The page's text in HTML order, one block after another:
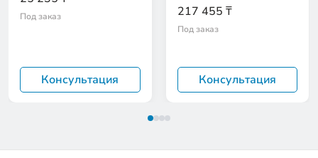
Под заказ
Консультация
217 455 ₸
Под заказ
Консультация